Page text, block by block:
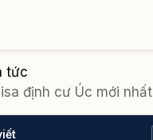
tức
định cư Úc mới nhất